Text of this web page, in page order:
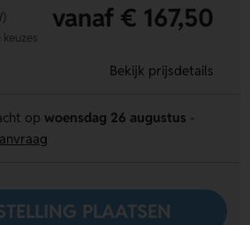
vanaf € 167,50
Bekijk prijsdetails
op woensdag 26 augustus
PLAATSEN